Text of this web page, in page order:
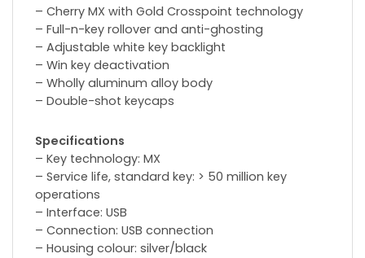
– Cherry MX with Gold Crosspoint technology
– Full-n-key rollover and anti-ghosting
– Adjustable white key backlight
– Win key deactivation
– Wholly aluminum alloy body
– Double-shot keycaps
Specifications
– Key technology: MX
– Service life, standard key: > 50 million key
operations
– Interface: USB
– Connection: USB connection
– Housing colour: silver/black